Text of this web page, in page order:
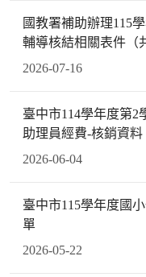
國教署補助辦理115
輔導核結相關表件（
2026-07-16
臺中市114學年度第2
助理員經費-核銷資料
2026-06-04
臺中市115學年度國
單
2026-05-22